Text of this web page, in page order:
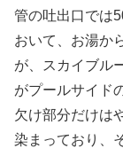
管の吐出口では
おいて、お湯か
が、スカイブル
がプールサイド
欠け部分だけは
染まっており、